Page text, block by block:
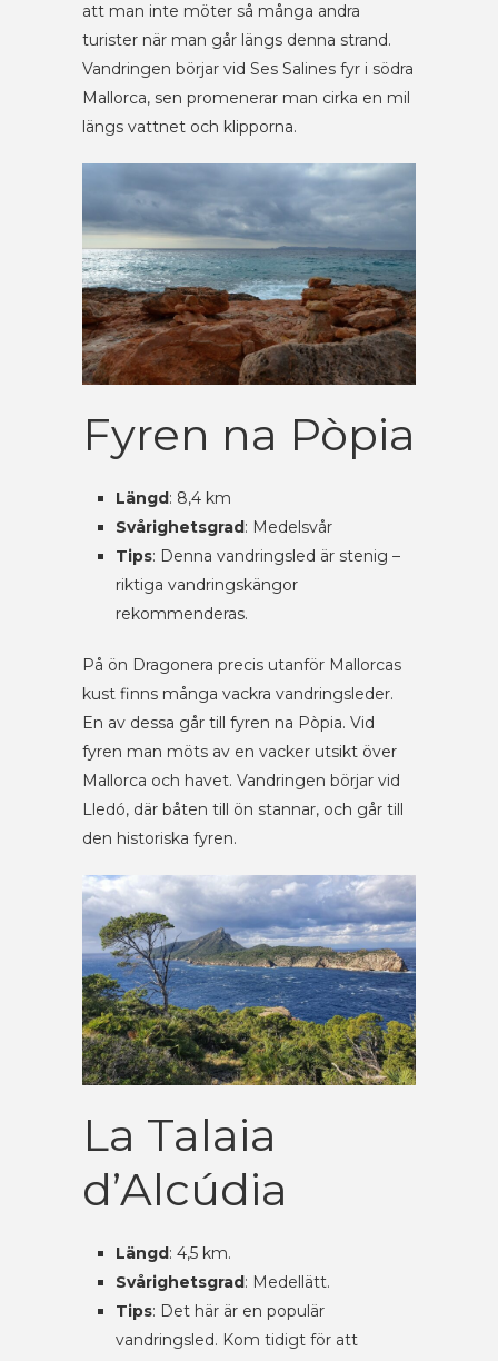
att man inte möter så många andra
turister när man går längs denna strand.
Vandringen börjar vid Ses Salines fyr i södra
Mallorca, sen promenerar man cirka en mil
längs vattnet och klipporna.
Fyren na Pòpia
Längd: 8,4 km
Svårighetsgrad: Medelsvår
Tips: Denna vandringsled är stenig –
riktiga vandringskängor
rekommenderas.
På ön Dragonera precis utanför Mallorcas
kust finns många vackra vandringsleder.
En av dessa går till fyren na Pòpia. Vid
fyren man möts av en vacker utsikt över
Mallorca och havet. Vandringen börjar vid
Lledó, där båten till ön stannar, och går till
den historiska fyren.
La Talaia
d’Alcúdia
Längd: 4,5 km.
Svårighetsgrad: Medellätt.
Tips: Det här är en populär
vandringsled. Kom tidigt för att